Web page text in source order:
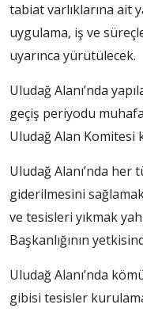
tabiat varlıklarına ait
uygulama, iş ve
uyarınca yürütülecek.
Uludağ Alanı’nda
geçiş periyodu
Uludağ Alan Komitesi
Uludağ Alanı’nda her
giderilmesini
ve tesisleri yıkmak
Başkanlığının
Uludağ Alanı’nda
gibisi tesisler